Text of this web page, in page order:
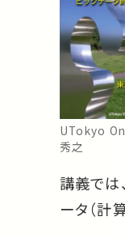
UTokyo
秀之
講義では
ータ（計